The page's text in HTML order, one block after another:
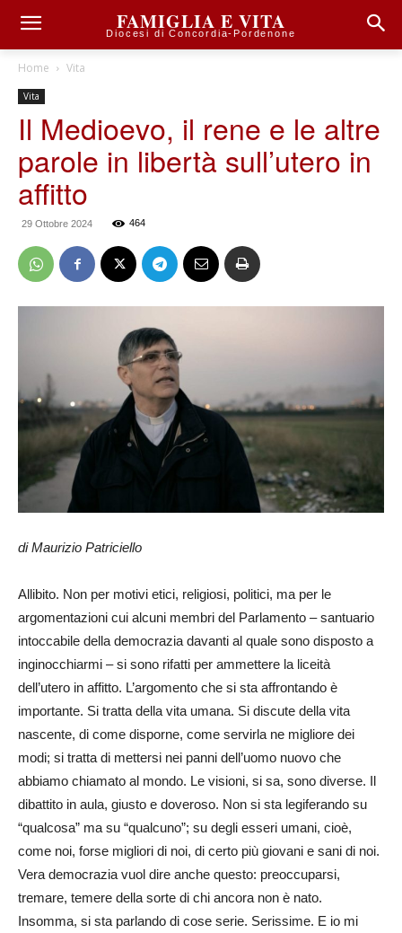
FAMIGLIA E VITA
Diocesi di Concordia-Pordenone
Home Vita
Vita
Il Medioevo, il rene e le altre
parole in libertà sull’utero in
affitto
29 Ottobre 2024 464
di Maurizio Patriciello
Allibito. Non per motivi etici, religiosi, politici, ma per le
argomentazioni cui alcuni membri del Parlamento – santuario
intoccabile della democrazia davanti al quale sono disposto a
inginocchiarmi – si sono rifatti per ammettere la liceità
dell’utero in affitto. L’argomento che si sta affrontando è
importante. Si tratta della vita umana. Si discute della vita
nascente, di come disporne, come servirla ne migliore dei
modi; si tratta di mettersi nei panni dell’uomo nuovo che
abbiamo chiamato al mondo. Le visioni, si sa, sono diverse. Il
dibattito in aula, giusto e doveroso. Non si sta legiferando su
“qualcosa” ma su “qualcuno”; su degli esseri umani, cioè,
come noi, forse migliori di noi, di certo più giovani e sani di noi.
Vera democrazia vuol dire anche questo: preoccuparsi,
tremare, temere della sorte di chi ancora non è nato.
Insomma, si sta parlando di cose serie. Serissime. E io mi